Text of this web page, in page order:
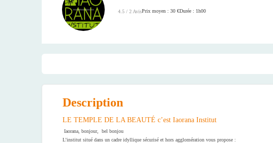
4.5 / 2 AvisPrix moyen : 30 €Durée : 1h00
Description
LE TEMPLE DE LA BEAUTÉ c’est Iaorana Institut
Iaorana, bonjour, bel bonjou
L’institut situé dans un cadre idyllique sécurisé et hors agglomération vous propose :